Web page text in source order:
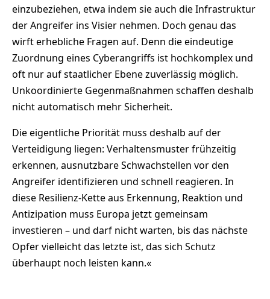
einzubeziehen, etwa indem sie auch die Infrastruktur
der Angreifer ins Visier nehmen. Doch genau das
wirft erhebliche Fragen auf. Denn die eindeutige
Zuordnung eines Cyberangriffs ist hochkomplex und
oft nur auf staatlicher Ebene zuverlässig möglich.
Unkoordinierte Gegenmaßnahmen schaffen deshalb
nicht automatisch mehr Sicherheit.
Die eigentliche Priorität muss deshalb auf der
Verteidigung liegen: Verhaltensmuster frühzeitig
erkennen, ausnutzbare Schwachstellen vor den
Angreifer identifizieren und schnell reagieren. In
diese Resilienz-Kette aus Erkennung, Reaktion und
Antizipation muss Europa jetzt gemeinsam
investieren – und darf nicht warten, bis das nächste
Opfer vielleicht das letzte ist, das sich Schutz
überhaupt noch leisten kann.«